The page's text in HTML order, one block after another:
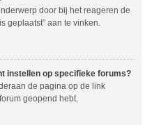
door bij het reageren de
geplaatst” aan te vinken.
instellen op specifieke forums?
de pagina op de link
geopend hebt.